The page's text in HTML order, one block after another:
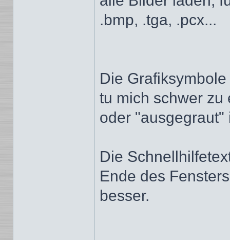
.bmp, .tga, .pcx...
Die
tu mich schwer zu
oder "ausgegraut"
Die
Ende des
besser.